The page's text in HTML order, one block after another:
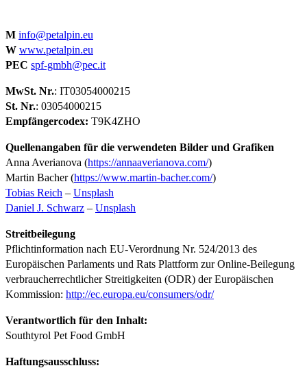
M info@petalpin.eu
W www.petalpin.eu
PEC spf-gmbh@pec.it
MwSt. Nr.: IT03054000215
St. Nr.: 03054000215
Empfängercodex: T9K4ZHO
Quellenangaben für die verwendeten Bilder und Grafiken
Anna Averianova (https://annaaverianova.com/)
Martin Bacher (https://www.martin-bacher.com/)
Tobias Reich – Unsplash
Daniel J. Schwarz – Unsplash
Streitbeilegung
Pflichtinformation nach EU-Verordnung Nr. 524/2013 des
Europäischen Parlaments und Rats Plattform zur Online-Beilegung
verbraucherrechtlicher Streitigkeiten (ODR) der Europäischen
Kommission: http://ec.europa.eu/consumers/odr/
Verantwortlich für den Inhalt:
Southtyrol Pet Food GmbH
Haftungsausschluss: